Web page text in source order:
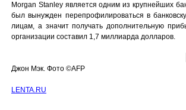
Morgan Stanley является одним из крупнейших
был вынужден перепрофилироваться в
лицам, а значит получать дополнительную
организации составил 1,7 миллиарда долларов.
Джон Мэк. Фото ©AFP
LENTA.RU